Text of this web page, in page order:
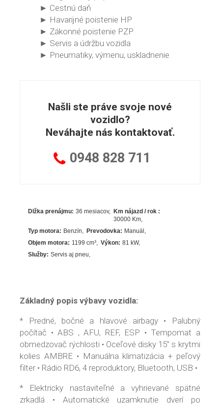
► Cestnú daň
► Havarijné poistenie HP
► Zákonné poistenie PZP
► Servis a údržbu vozidla
► Pneumatiky, výmenu, uskladnenie
Našli ste práve svoje nové
vozidlo?
Neváhajte nás kontaktovať.
0948 828 711
Dlžka prenájmu: 36 mesiacov
Km nájazd / rok :
30000 Km
Typ motora: Benzín Prevodovka: Manuál
Objem motora: 1199cm³ Výkon: 81 kW
Služby: Servis aj pneu
Základný popis výbavy vozidla:
* Predné, bočné a hlavové airbagy • Palubný
počítač • ABS , AFU, REF, ESP • Tempomat a
obmedzovač rýchlosti • Oceľové disky 15” s krytmi
kolies AMBRE • Manuálna klimatizácia + peľový
filter • Rádio RD6, 4 reproduktory, Bluetooth, USB •
* Elektricky nastaviteľné a vyhrievané spätné
zrkadlá • Automatické uzamknutie dverí po